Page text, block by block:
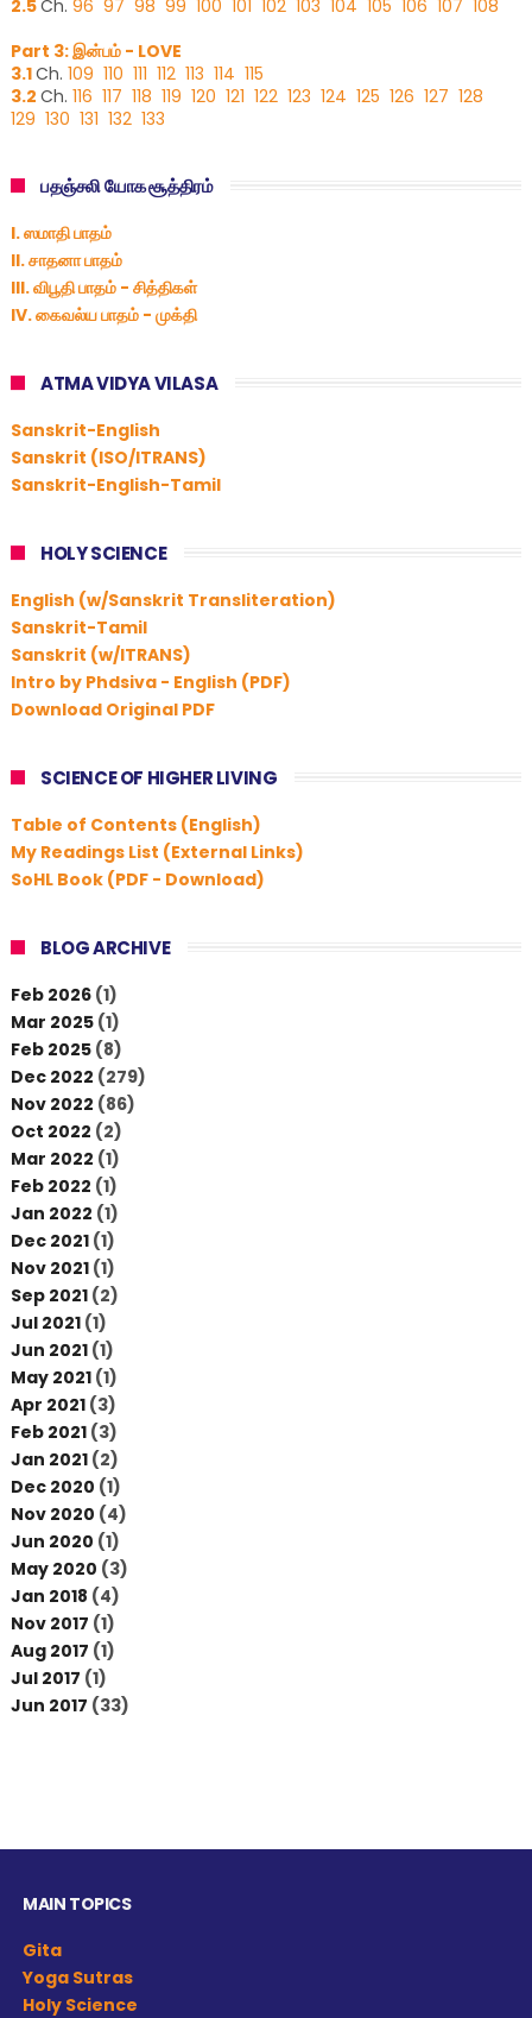
2.5Ch. 96 97 98 99 100 101 102 103 104 105 106 107 108
Part 3: இன்பம் - LOVE
3.1Ch. 109 110 111 112 113 114 115
3.2 Ch. 116 117 118 119 120 121 122 123 124 125 126 127 128
129 130 131 132 133
பதஞ்சலி யோக சூத்திரம்
I. ஸமாதி பாதம்
II. சாதனா பாதம்
III. விபூதி பாதம் - சித்திகள்
IV. கைவல்ய பாதம் - முக்தி
ATMA VIDYA VILASA
Sanskrit-English
Sanskrit (ISO/ITRANS)
Sanskrit-English-Tamil
HOLY SCIENCE
English (w/Sanskrit Transliteration)
Sanskrit-Tamil
Sanskrit (w/ITRANS)
Intro by Phdsiva - English (PDF)
Download Original PDF
SCIENCE OF HIGHER LIVING
Table of Contents (English)
My Readings List (External Links)
SoHL Book (PDF - Download)
BLOG ARCHIVE
Feb 2026(1)
Mar 2025(1)
Feb 2025(8)
Dec 2022 (279)
Nov 2022 (86)
Oct 2022 (2)
Mar 2022 (1)
Feb 2022 (1)
Jan 2022 (1)
Dec 2021(1)
Nov 2021(1)
Sep 2021(2)
Jul 2021(1)
Jun 2021(1)
May 2021(1)
Apr 2021(3)
Feb 2021(3)
Jan 2021(2)
Dec 2020 (1)
Nov 2020 (4)
Jun 2020 (1)
May 2020 (3)
Jan 2018 (4)
Nov 2017 (1)
Aug 2017 (1)
Jul 2017 (1)
Jun 2017 (33)
MAIN TOPICS
Gita
Yoga Sutras
Holy Science